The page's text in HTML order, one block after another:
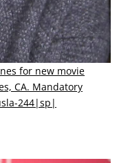
for new movie
CA. Mandatory
244|sp|